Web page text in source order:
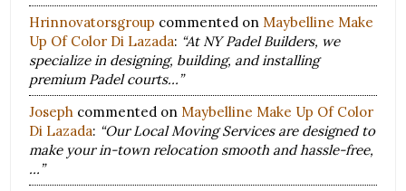
Hrinnovatorsgroup commented on Maybelline Make
Up Of Color Di Lazada: “At NY Padel Builders, we
specialize in designing, building, and installing
premium Padel courts…”
Joseph commented on Maybelline Make Up Of Color
Di Lazada: “Our Local Moving Services are designed to
make your in-town relocation smooth and hassle-free,
…”